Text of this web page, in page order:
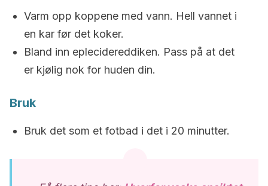
Varm opp koppene med vann. Hell vannet i
en kar før det koker.
Bland inn eplecidereddiken. Pass på at det
er kjølig nok for huden din.
Bruk
Bruk det som et fotbad i det i 20 minutter.